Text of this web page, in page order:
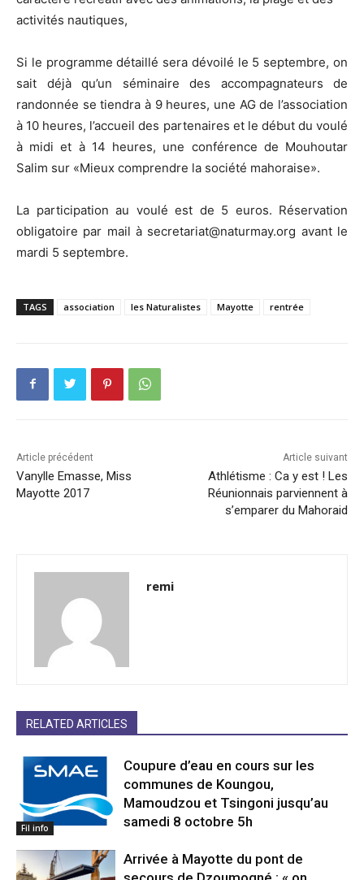
activités nautiques,
Si le programme détaillé sera dévoilé le 5 septembre, on
sait déjà qu’un séminaire des accompagnateurs de
randonnée se tiendra à 9 heures, une AG de l’association
à 10 heures, l’accueil des partenaires et le début du voulé
à midi et à 14 heures, une conférence de Mouhoutar
Salim sur «Mieux comprendre la société mahoraise».
La participation au voulé est de 5 euros. Réservation
obligatoire par mail à secretariat@naturmay.org avant le
mardi 5 septembre.
TAGS association les Naturalistes Mayotte rentrée
Article précédent
Vanylle Emasse, Miss
Mayotte 2017
Article suivant
Athlétisme : Ca y est ! Les
Réunionnais parviennent à
s’emparer du Mahoraid
remi
RELATED ARTICLES
Fil info
Coupure d’eau en cours sur les
communes de Koungou,
Mamoudzou et Tsingoni jusqu’au
samedi 8 octobre 5h
Arrivée à Mayotte du pont de